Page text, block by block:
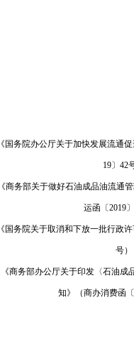
《国务院办公厅关于加快发展流通
19〕42
《商务部关于做好石油成品油流通
运函〔2019
《国务院关于取消和下放一批行政
号）
《商务部办公厅关于印发〈石油成
知》（商办消费函〔